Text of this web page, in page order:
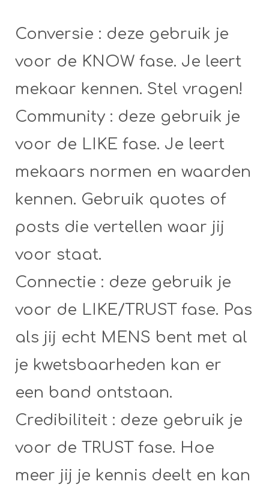
Conversie : deze gebruik je
voor de KNOW fase. Je leert
mekaar kennen. Stel vragen!
Community : deze gebruik je
voor de LIKE fase. Je leert
mekaars normen en waarden
kennen. Gebruik quotes of
posts die vertellen waar jij
voor staat.
Connectie : deze gebruik je
voor de LIKE/TRUST fase. Pas
als jij echt MENS bent met al
je kwetsbaarheden kan er
een band ontstaan.
Credibiliteit : deze gebruik je
voor de TRUST fase. Hoe
meer jij je kennis deelt en kan